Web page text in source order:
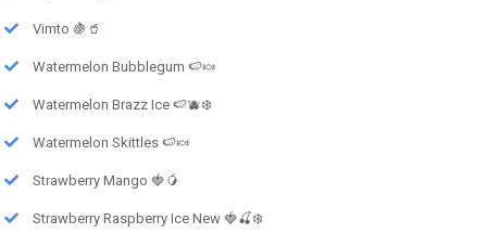
Vimto 🍇🥤
Watermelon Bubblegum 🍉🍬
Watermelon Brazz Ice 🍉🫐❄️
Watermelon Skittles 🍉🍬
Strawberry Mango 🍓🥭
Strawberry Raspberry Ice New 🍓🍒❄️